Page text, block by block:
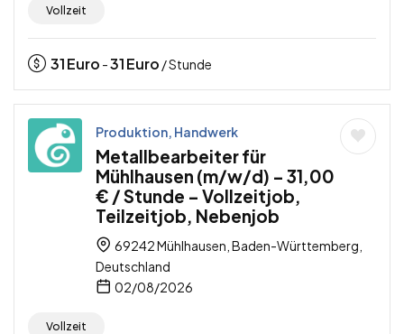
Vollzeit
31Euro -31Euro / Stunde
Produktion, Handwerk
Metallbearbeiter für
Mühlhausen (m/w/d) – 31,00
€ / Stunde – Vollzeitjob,
Teilzeitjob, Nebenjob
69242 Mühlhausen, Baden-Württemberg,
Deutschland
02/08/2026
Vollzeit